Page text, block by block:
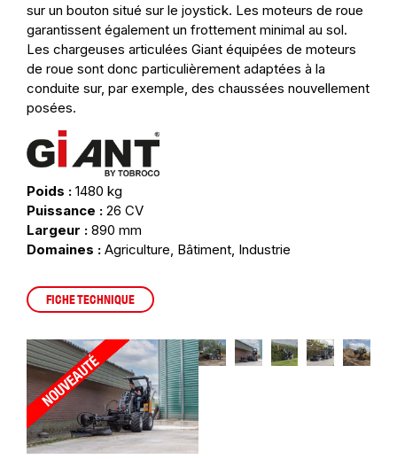
sur un bouton situé sur le joystick. Les moteurs de roue
garantissent également un frottement minimal au sol.
Les chargeuses articulées Giant équipées de moteurs
de roue sont donc particulièrement adaptées à la
conduite sur, par exemple, des chaussées nouvellement
posées.
Poids : 1480 kg
Puissance : 26 CV
Largeur : 890 mm
Domaines : Agriculture, Bâtiment, Industrie
FICHE TECHNIQUE